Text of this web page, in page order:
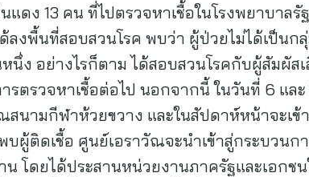
ดง 13 คน ที่ไปตรวจหาเชื้อในโรงพยาบาลรั
ลงพื้นที่สอบสวนโรค พบว่า ผู้ป่วยไม่ได้เป็นก
ง อย่างไรก็ตาม ได้สอบสวนโรคกับผู้สัมผัส
รตรวจหาเชื้อต่อไป นอกจากนี้ ในวันที่ 6 แล
สนามกีฬาห้วยขวาง และในสัปดาห์หน้าจะเข้
ผู้ติดเชื้อ ศูนย์เอราวัณจะนำเข้าสู่กระบวนก
น โดยได้ประสานหน่วยงานภาครัฐและเอก